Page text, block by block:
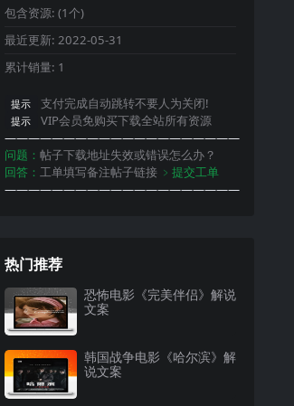
包含资源: (1个)
最近更新: 2022-05-31
累计销量: 1
提示 支付完成自动跳转不要人为关闭!
提示
VIP会员免购买下载全站所有资源
————————————————————
问题： 帖子下载地址失效或错误怎么办？
回答： 工单填写备注帖子链接 ﹥提交工单
————————————————————
热门推荐
恐怖电影《完美伴侣》解说
文案
韩国战争电影《哈尔滨》解
说文案